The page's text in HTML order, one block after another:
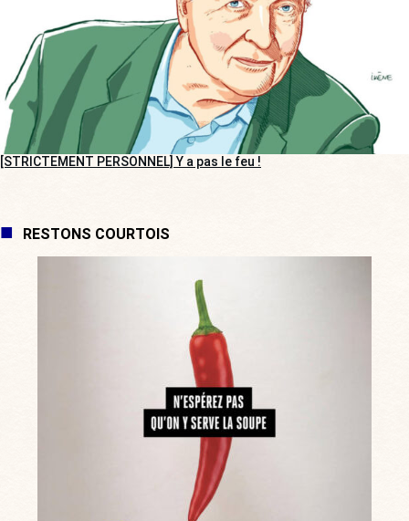
[STRICTEMENT PERSONNEL] Y a pas le feu !
RESTONS COURTOIS